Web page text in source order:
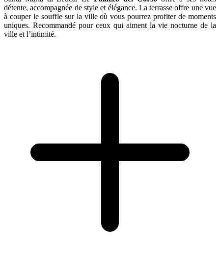
détente, accompagnée de style et élégance. La terrasse offre une vue
à couper le souffle sur la ville où vous pourrez profiter de moments
uniques. Recommandé pour ceux qui aiment la vie nocturne de la
ville et l’intimité.